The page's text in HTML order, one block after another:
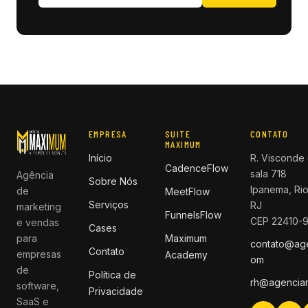
Agência
de
marketing
e vendas
para
empresas
de
software,
SaaS e
EMPRESA
Início
Sobre Nós
Serviços
Cases
Contato
Política de
Privacidade
SUITE
MAXIMUM
CadenceFlow
MeetFlow
FunnelsFlow
Maximum
Academy
CONTATO
R.
sala 718
Ipanema,
RJ
CEP 22410-
om